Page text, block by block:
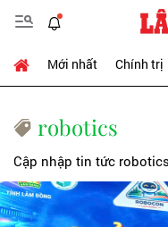
Mới nhất Chính trị
robotics
Cập nhập tin tức robotics